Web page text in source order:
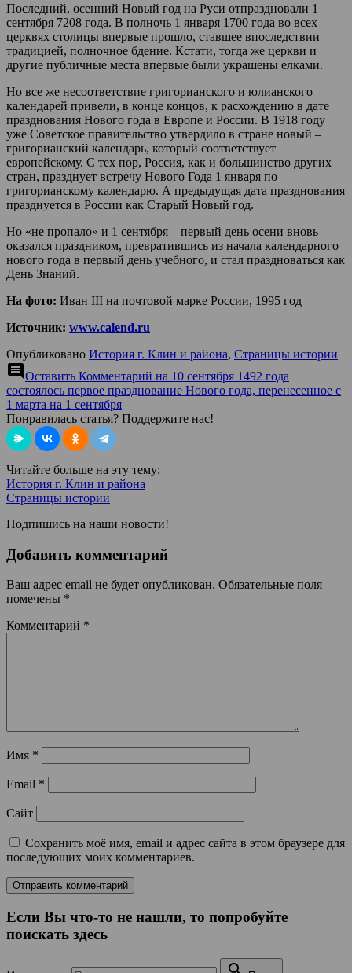
Последний, осенний Новый год на Руси отпраздновали 1
сентября 7208 года. В полночь 1 января 1700 года во всех
церквях столицы впервые прошло, ставшее впоследствии
традицией, полночное бдение. Кстати, тогда же церкви и
другие публичные места впервые были украшены елками.
Но все же несоответствие григорианского и юлианского
календарей привели, в конце концов, к расхождению в дате
празднования Нового года в Европе и России. В 1918 году
уже Советское правительство утвердило в стране новый –
григорианский календарь, который соответствует
европейскому. С тех пор, Россия, как и большинство других
стран, празднует встречу Нового Года 1 января по
григорианскому календарю. А предыдущая дата празднования
празднуется в России как Старый Новый год.
Но «не пропало» и 1 сентября – первый день осени вновь
оказался праздником, превратившись из начала календарного
нового года в первый день учебного, и стал праздноваться как
День Знаний.
На фото: Иван III на почтовой марке России, 1995 год
Источник: www.calend.ru
Опубликовано История г. Клин и района, Страницы истории
comment Оставить Комментарий на 10 сентября 1492 года
состоялось первое празднование Нового года, перенесенное с
1 марта на 1 сентября
Понравилась статья? Поддержите нас!
Читайте больше на эту тему:
История г. Клин и района
Страницы истории
Подпишись на наши новости!
Добавить комментарий
Ваш адрес email не будет опубликован. Обязательные поля
помечены *
Комментарий *
Имя *
Email *
Сайт
Сохранить моё имя, email и адрес сайта в этом браузере для
последующих моих комментариев.
Если Вы что-то не нашли, то попробуйте
поискать здесь